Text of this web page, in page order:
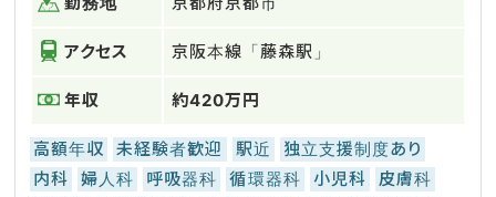
アクセス 京阪本線「藤森駅」
年収 約420万円
高額年収 未経験者歓迎 駅近
独立支援制度あり
内科
婦人科 呼吸器科 循環器科 小児科
皮膚科